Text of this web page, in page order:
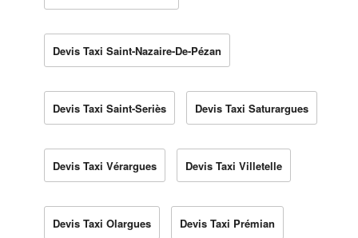
Devis Taxi Saint-Nazaire-De-Pézan
Devis Taxi Saint-Seriès Devis Taxi Saturargues
Devis Taxi Vérargues Devis Taxi Villetelle
Devis Taxi Olargues Devis Taxi Prémian